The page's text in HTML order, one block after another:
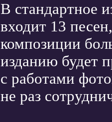
В стандартное
входит 13
композиции
изданию будет
с работами
не раз